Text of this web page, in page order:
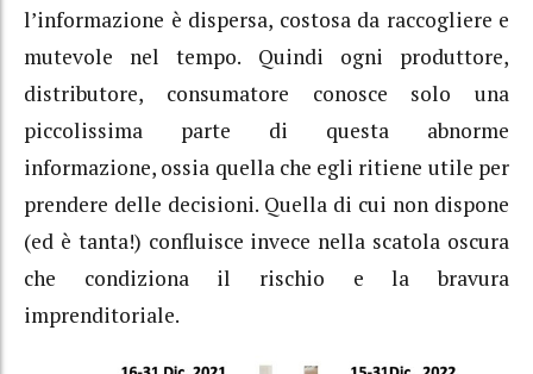
l’informazione è dispersa, costosa da raccogliere e
mutevole nel tempo. Quindi ogni produttore,
distributore, consumatore conosce solo una
piccolissima parte di questa abnorme
informazione, ossia quella che egli ritiene utile per
prendere delle decisioni. Quella di cui non dispone
(ed è tanta!) confluisce invece nella scatola oscura
che condiziona il rischio e la bravura
imprenditoriale.